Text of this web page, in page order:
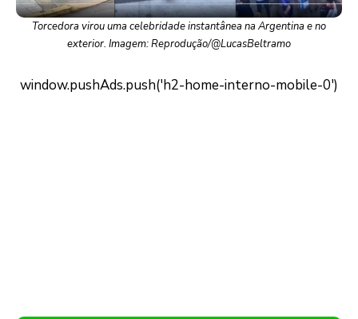
Torcedora virou uma celebridade instantânea na Argentina e no
exterior. Imagem: Reprodução/@LucasBeltramo